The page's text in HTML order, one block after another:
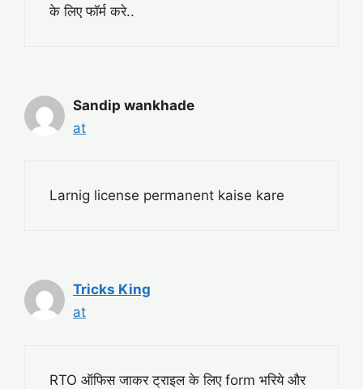
के लिए फॉर्म करे..
Sandip wankhade
at
Larnig license permanent kaise kare
Tricks King
at
RTO ऑफिस जाकर ट्राइल के लिए form भरिये और